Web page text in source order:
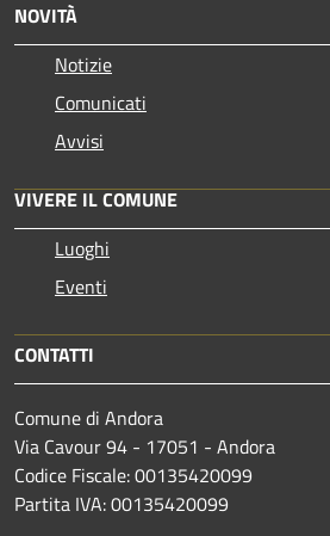
NOVITÀ
Notizie
Comunicati
Avvisi
VIVERE IL COMUNE
Luoghi
Eventi
CONTATTI
Comune di Andora
Via Cavour 94 - 17051 - Andora
Codice Fiscale: 00135420099
Partita IVA: 00135420099